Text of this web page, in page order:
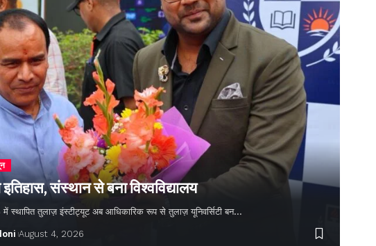
संस्थान से बना विश्वविद्यालय
में स्थापित तुलाज़ इंस्टीट्यूट अब आधिकारिक रूप से तुलाज़ यूनिवर्सिटी बन…
August 4, 2026